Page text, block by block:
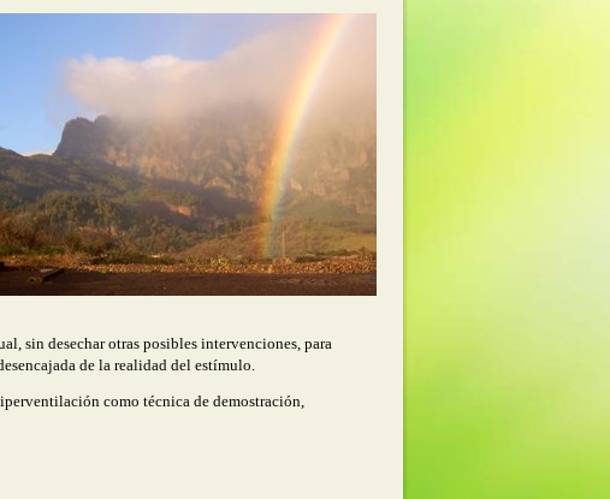
sin desechar otras posibles intervenciones, para
de la realidad del estímulo.
como técnica de demostración,